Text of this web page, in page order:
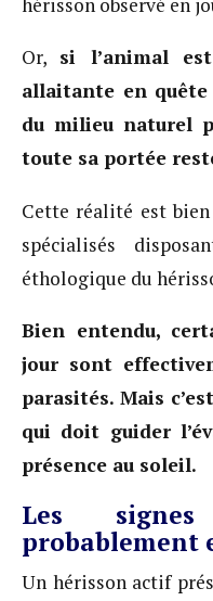
Or, si l’animal
allaitante en
du milieu naturel
toute sa portée
Cette réalité est bien
spécialisés
éthologique du
Bien entendu,
jour sont
parasités. Mais
qui doit guider
présence au soleil.
Les
probablement
Un hérisson actif